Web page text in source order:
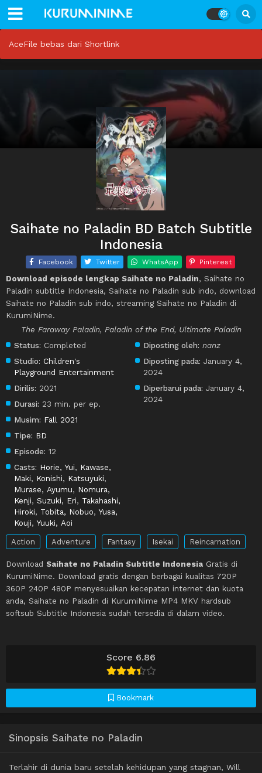
AceFile bebas dari Shortlink
Score 6.86
Bookmark
Saihate no Paladin BD Batch Subtitle
Indonesia
Facebook Twitter WhatsApp Pinterest
Download episode lengkap Saihate no Paladin, Saihate no
Paladin subtitle Indonesia, Saihate no Paladin sub indo, download
Saihate no Paladin sub indo, streaming Saihate no Paladin di
KurumiNime.
The Faraway Paladin, Paladin of the End, Ultimate Paladin
Status: Completed
Studio: Children's
Playground Entertainment
Dirilis: 2021
Durasi: 23 min. per ep.
Musim: Fall 2021
Tipe: BD
Episode: 12
Casts: Horie, Yui, Kawase,
Maki, Konishi, Katsuyuki,
Murase, Ayumu, Nomura,
Kenji, Suzuki, Eri, Takahashi,
Hiroki, Tobita, Nobuo, Yusa,
Kouji, Yuuki, Aoi
Diposting oleh: nanz
Diposting pada: January 4,
2024
Diperbarui pada: January 4,
2024
Action Adventure Fantasy Isekai Reincarnation
Download Saihate no Paladin Subtitle Indonesia Gratis di
KurumiNime. Download gratis dengan berbagai kualitas 720P
360P 240P 480P menyesuaikan kecepatan internet dan kuota
anda, Saihate no Paladin di KurumiNime MP4 MKV hardsub
softsub Subtitle Indonesia sudah tersedia di dalam video.
Sinopsis Saihate no Paladin
Terlahir di dunia baru setelah kehidupan yang stagnan, Will